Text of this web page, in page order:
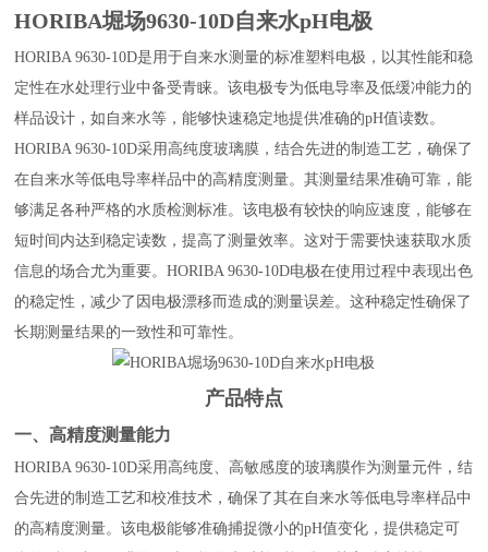
HORIBA堀场9630-10D自来水pH电极
HORIBA 9630-10D是用于自来水测量的标准塑料电极，以其性能和稳
定性在水处理行业中备受青睐。该电极专为低电导率及低缓冲能力的
样品设计，如自来水等，能够快速稳定地提供准确的pH值读数。
HORIBA 9630-10D采用高纯度玻璃膜，结合先进的制造工艺，确保了
在自来水等低电导率样品中的高精度测量。其测量结果准确可靠，能
够满足各种严格的水质检测标准。该电极有较快的响应速度，能够在
短时间内达到稳定读数，提高了测量效率。这对于需要快速获取水质
信息的场合尤为重要。HORIBA 9630-10D电极在使用过程中表现出色
的稳定性，减少了因电极漂移而造成的测量误差。这种稳定性确保了
长期测量结果的一致性和可靠性。
产品特点
一、高精度测量能力
HORIBA 9630-10D采用高纯度、高敏感度的玻璃膜作为测量元件，结
合先进的制造工艺和校准技术，确保了其在自来水等低电导率样品中
的高精度测量。该电极能够准确捕捉微小的pH值变化，提供稳定可